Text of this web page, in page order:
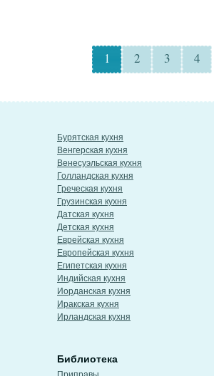
1 2 3 4
Бурятская кухня
Венгерская кухня
Венесуэльская кухня
Голландская кухня
Греческая кухня
Грузинская кухня
Датская кухня
Детская кухня
Еврейская кухня
Европейская кухня
Египетская кухня
Индийская кухня
Иорданская кухня
Иракская кухня
Ирландская кухня
Библиотека